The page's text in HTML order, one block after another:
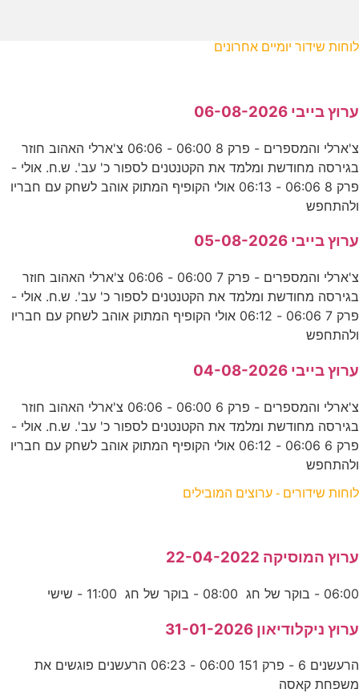
לוחות שידור יומיים אחרונים
ערוץ בייבי 06-08-2026
צ'ארלי והמספרים - פרק 8 06:00 - 06:06 צ'ארלי האהוב חוזר
בגירסה מחודשת ומלמד את הקטנטנים לספור כ' עב'. ש.ח. אולי -
פרק 8 06:06 - 06:13 אולי הקופיף המתוק אוהב לשחק עם חבריו
ולהתחפש
ערוץ בייבי 05-08-2026
צ'ארלי והמספרים - פרק 7 06:00 - 06:06 צ'ארלי האהוב חוזר
בגירסה מחודשת ומלמד את הקטנטנים לספור כ' עב'. ש.ח. אולי -
פרק 7 06:06 - 06:12 אולי הקופיף המתוק אוהב לשחק עם חבריו
ולהתחפש
ערוץ בייבי 04-08-2026
צ'ארלי והמספרים - פרק 6 06:00 - 06:06 צ'ארלי האהוב חוזר
בגירסה מחודשת ומלמד את הקטנטנים לספור כ' עב'. ש.ח. אולי -
פרק 6 06:06 - 06:12 אולי הקופיף המתוק אוהב לשחק עם חבריו
ולהתחפש
לוחות שידורים - ערוצים המובילים
ערוץ המוסיקה 22-04-2022
06:00 - בוקר של חג 08:00 - בוקר של חג 11:00 - שישי
ערוץ ניקלודיאון 31-01-2026
הרעשנים 6 - פרק 151 06:00 - 06:23 הרעשנים פוגשים את
משפחת קאסה